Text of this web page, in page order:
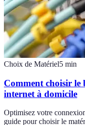
Choix de Matériel5 min
Comment choisir
internet à domicile
Optimisez votre
guide pour choisir le